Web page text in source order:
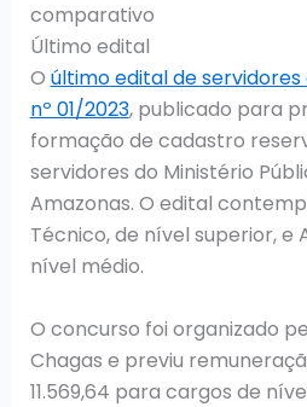
comparativo
Último edital
O último edital de servidores
nº 01/2023, publicado para
formação de cadastro
servidores do Ministério
Amazonas. O edital
Técnico, de nível superior, e
nível médio.
O concurso foi organizado
Chagas e previu
11.569,64 para cargos de